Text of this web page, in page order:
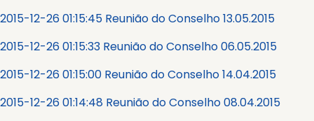
2015-12-26 01:15:45 Reunião do Conselho 13.05.2015
2015-12-26 01:15:33 Reunião do Conselho 06.05.2015
2015-12-26 01:15:00 Reunião do Conselho 14.04.2015
2015-12-26 01:14:48 Reunião do Conselho 08.04.2015